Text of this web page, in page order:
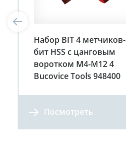
Набор BIT 4 метчиков-
бит HSS с цанговым
воротком M4-M12 4
Bucovice Tools 948400
Посмотреть